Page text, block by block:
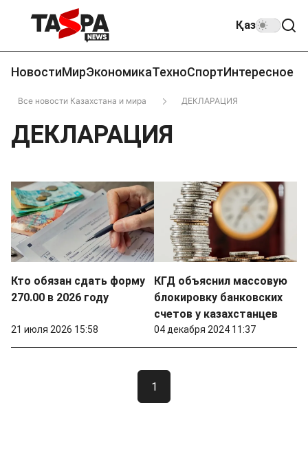
Қаз
НовостиМирЭкономикаТехноСпортИнтересное
Все новости Казахстана и мира ДЕКЛАРАЦИЯ
ДЕКЛАРАЦИЯ
Кто обязан сдать форму
270.00 в 2026 году
21 июля 2026 15:58
КГД объяснил массовую
блокировку банковских
счетов у казахстанцев
04 декабря 2024 11:37
1